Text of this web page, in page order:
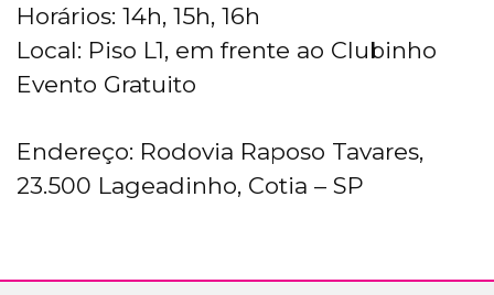
Horários: 14h, 15h, 16h
Local: Piso L1, em frente ao Clubinho
Evento Gratuito
Endereço: Rodovia Raposo Tavares,
23.500 Lageadinho, Cotia – SP